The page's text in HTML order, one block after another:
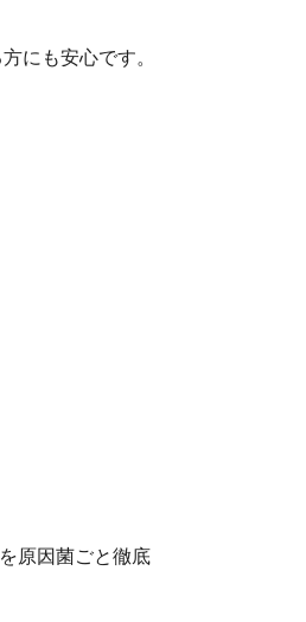
にも安心です。
原因菌ごと徹底